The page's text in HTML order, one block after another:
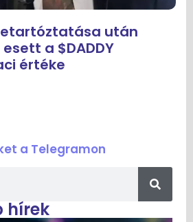
után
a $DADDY
értéke
a Telegramon
hírek